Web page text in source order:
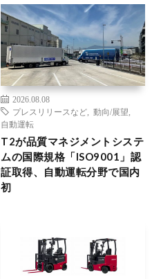
2026.08.08
プレスリリースなど
動向/展望
自動運転
T2が品質マネジメントシステ
ムの国際規格「ISO9001」認
証取得、自動運転分野で国内
初